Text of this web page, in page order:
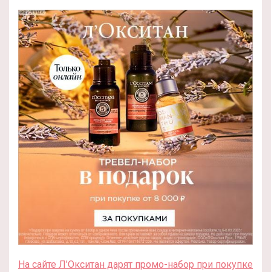
На сайте Л’Окситан дарят промо-набор при покупке